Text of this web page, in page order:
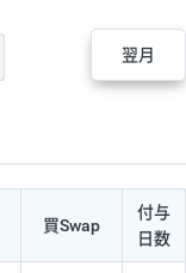
翌月
買Swap
付与
日数